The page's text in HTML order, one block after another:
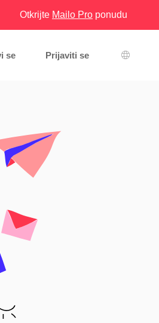
Otkrijte Mailo Pro ponudu
se Prijaviti se
Izbor